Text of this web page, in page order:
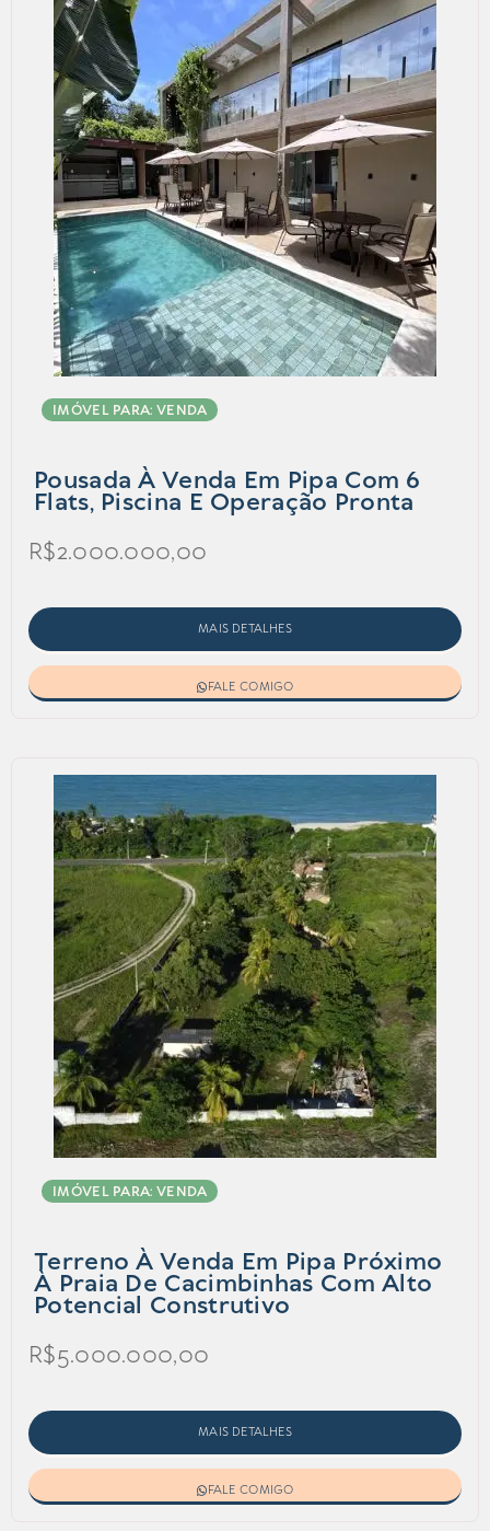
IMÓVEL PARA: VENDA
Pousada À Venda Em Pipa Com 6
Flats, Piscina E Operação Pronta
R$2.000.000,00
MAIS DETALHES
FALE COMIGO
IMÓVEL PARA: VENDA
Terreno À Venda Em Pipa Próximo
À Praia De Cacimbinhas Com Alto
Potencial Construtivo
R$5.000.000,00
MAIS DETALHES
FALE COMIGO